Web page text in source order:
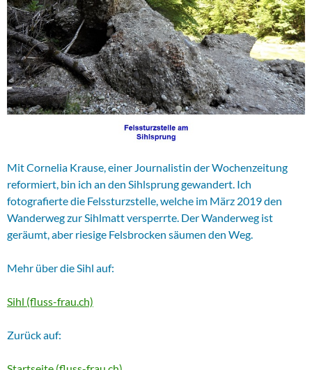
Mit Cornelia Krause, einer Journalistin der Wochenzeitung
reformiert, bin ich an den Sihlsprung gewandert. Ich
fotografierte die Felssturzstelle, welche im März 2019 den
Wanderweg zur Sihlmatt versperrte. Der Wanderweg ist
geräumt, aber riesige Felsbrocken säumen den Weg.
Mehr über die Sihl auf:
Sihl (fluss-frau.ch)
Zurück auf: